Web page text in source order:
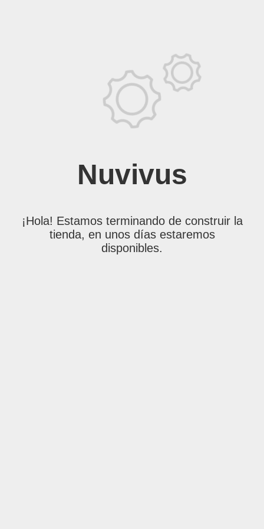
Nuvivus
¡Hola! Estamos terminando de construir la
tienda, en unos días estaremos
disponibles.